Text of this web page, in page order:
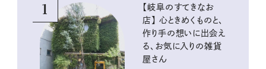
1
【岐阜のすてきなお
店】 心ときめくものと、
作り手の想いに出会え
る、お気に入りの雑貨
屋さん